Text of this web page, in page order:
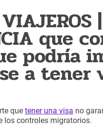
que
podría
a tener
que tener una visa no
los controles migratorios.